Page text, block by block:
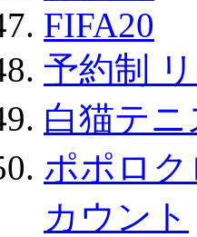
FIFA20
予約制
白猫テ
ポポロ
カウント